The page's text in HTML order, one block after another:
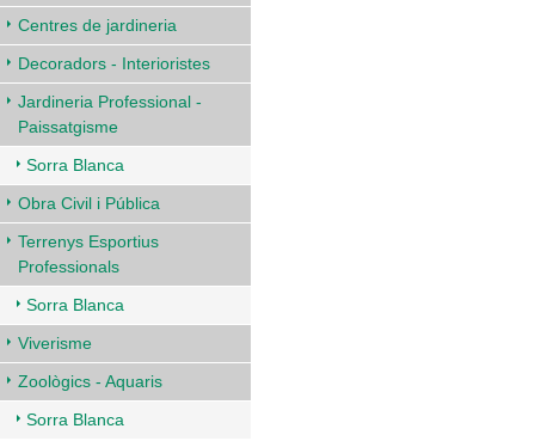
Centres de jardineria
Decoradors - Interioristes
Jardineria Professional -
Paissatgisme
Sorra Blanca
Obra Civil i Pública
Terrenys Esportius
Professionals
Sorra Blanca
Viverisme
Zoològics - Aquaris
Sorra Blanca